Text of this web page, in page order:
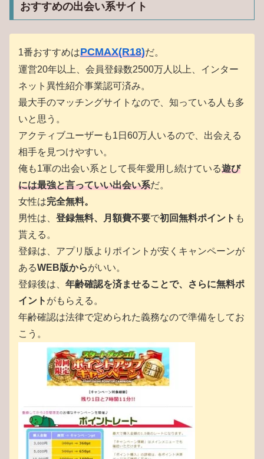
おすすめの出会い系サイト
1番おすすめはPCMAX(R18)だ。
運営20年以上、会員登録数2500万人以上、インター
ネット異性紹介事業認可済み。
最大手のマッチングサイトなので、知っている人も多
いと思う。
アクティブユーザーも1日60万人いるので、出会える
相手を見つけやすい。
俺も1軍の出会い系として長年愛用し続けている遊び
には最強と言っていい出会い系だ。
女性は完全無料。
男性は、 登録無料、月額費不要で初回無料ポイント も
貰える。
登録は、アプリ版よりポイントが安くキャンペーンが
あるWEB版からがいい。
登録後は、 年齢確認を済ませることで、さらに無料ポ
イント がもらえる。
年齢確認は法律で定められた義務なので準備をしてお
こう。